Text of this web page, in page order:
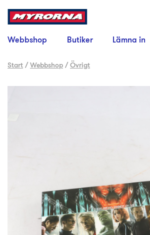
Webbshop Butiker Lämna in
Start /Webbshop /Övrigt